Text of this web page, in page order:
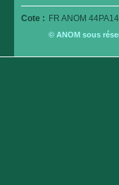
Cote : FR ANOM
© ANOM sous